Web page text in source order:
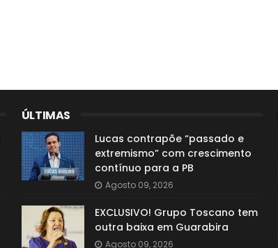
ÚLTIMAS
Lucas contrapõe “passado e
extremismo” com crescimento
contínuo para a PB
Agosto 09, 2026
EXCLUSIVO! Grupo Toscano tem
outra baixa em Guarabira
Agosto 09, 2026